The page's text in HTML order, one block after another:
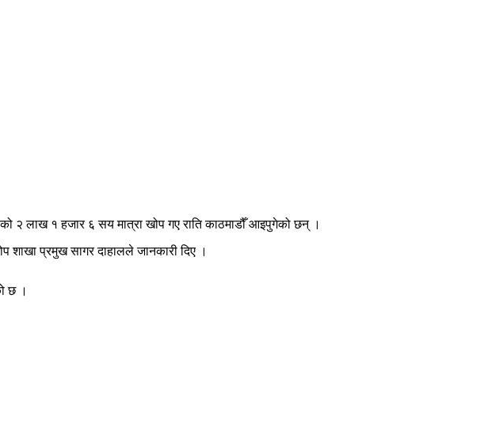
२ लाख १ हजार ६ सय मात्रा खोप गए राति काठमाडौँ आइपुगेको छन् ।
शाखा प्रमुख सागर दाहालले जानकारी दिए ।
छ ।